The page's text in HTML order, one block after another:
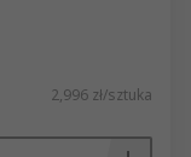
2,996 zł/sztuka